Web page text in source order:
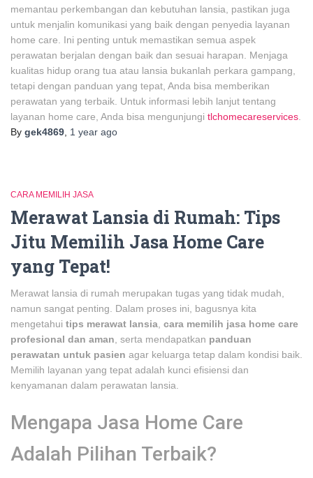
memantau perkembangan dan kebutuhan lansia, pastikan juga
untuk menjalin komunikasi yang baik dengan penyedia layanan
home care. Ini penting untuk memastikan semua aspek
perawatan berjalan dengan baik dan sesuai harapan. Menjaga
kualitas hidup orang tua atau lansia bukanlah perkara gampang,
tetapi dengan panduan yang tepat, Anda bisa memberikan
perawatan yang terbaik. Untuk informasi lebih lanjut tentang
layanan home care, Anda bisa mengunjungi tlchomecareservices
By gek4869 1 year ago
CARA MEMILIH JASA
Merawat Lansia di Rumah: Tips
Jitu Memilih Jasa Home Care
yang Tepat!
Merawat lansia di rumah merupakan tugas yang tidak mudah,
namun sangat penting. Dalam proses ini, bagusnya kita
mengetahui tips merawat lansia cara memilih jasa home care
profesional dan aman , serta mendapatkan panduan
perawatan untuk pasien agar keluarga tetap dalam kondisi baik.
Memilih layanan yang tepat adalah kunci efisiensi dan
kenyamanan dalam perawatan lansia.
Mengapa Jasa Home Care
Adalah Pilihan Terbaik?